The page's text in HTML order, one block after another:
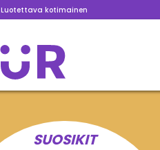
Luotettava kotimainen
SUOSIKIT